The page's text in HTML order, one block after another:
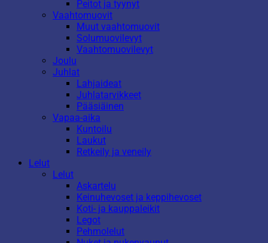
Peitot ja tyynyt
Vaahtomuovit
Muut vaahtomuovit
Solumuovilevyt
Vaahtomuovilevyt
Joulu
Juhlat
Lahjaideat
Juhlatarvikkeet
Pääsiäinen
Vapaa-aika
Kuntoilu
Laukut
Retkeily ja veneily
Lelut
Lelut
Askartelu
Keinuhevoset ja keppihevoset
Koti- ja kauppaleikit
Legot
Pehmolelut